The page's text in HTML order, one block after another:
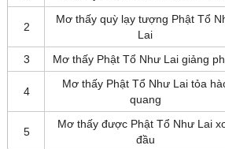
2
Mơ thấy quỳ lạy tượng Phật Tổ
Lai
3 Mơ thấy Phật Tổ Như Lai giảng
4
Mơ thấy Phật Tổ Như Lai tỏa
quang
5
Mơ thấy được Phật Tổ Như Lai
đầu